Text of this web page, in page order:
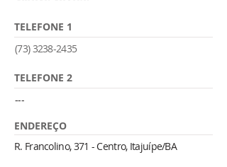
TELEFONE 1
(73) 3238-2435
TELEFONE 2
---
ENDEREÇO
R. Francolino, 371 - Centro, Itajuípe/BA